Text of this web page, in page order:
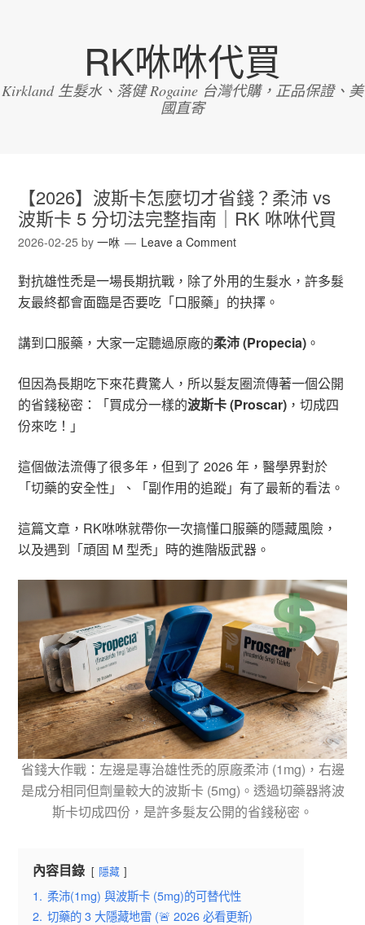
RK咻咻代買
Kirkland 生髮水、落健 Rogaine 台灣代購，正品保證、美
國直寄
【2026】波斯卡怎麼切才省錢？柔沛 vs
波斯卡 5 分切法完整指南｜RK 咻咻代買
2026-02-25 by一咻 Leave a Comment
對抗雄性禿是一場長期抗戰，除了外用的生髮水，許多髮
友最終都會面臨是否要吃「口服藥」的抉擇。
講到口服藥，大家一定聽過原廠的柔沛 (Propecia) 。
但因為長期吃下來花費驚人，所以髮友圈流傳著一個公開
的省錢秘密：「買成分一樣的波斯卡 (Proscar) ，切成四
份來吃！」
這個做法流傳了很多年，但到了 2026 年，醫學界對於
「切藥的安全性」、「副作用的追蹤」有了最新的看法。
這篇文章，RK咻咻就帶你一次搞懂口服藥的隱藏風險，
以及遇到「頑固 M 型禿」時的進階版武器。
省錢大作戰：左邊是專治雄性禿的原廠柔沛 (1mg)，右邊
是成分相同但劑量較大的波斯卡 (5mg)。透過切藥器將波
斯卡切成四份，是許多髮友公開的省錢秘密。
內容目錄 隱藏
1. 柔沛(1mg) 與波斯卡 (5mg)的可替代性
2. 切藥的 3 大隱藏地雷 (🚨 2026 必看更新)